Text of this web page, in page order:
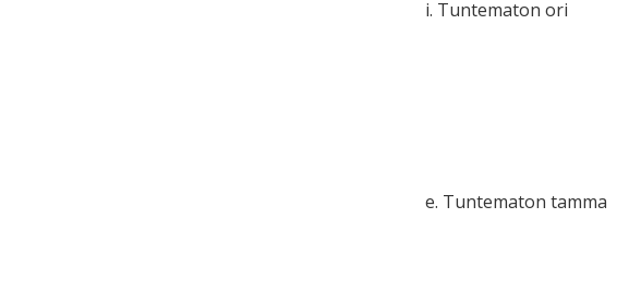
i. Tuntematon ori
e. Tuntematon tamma